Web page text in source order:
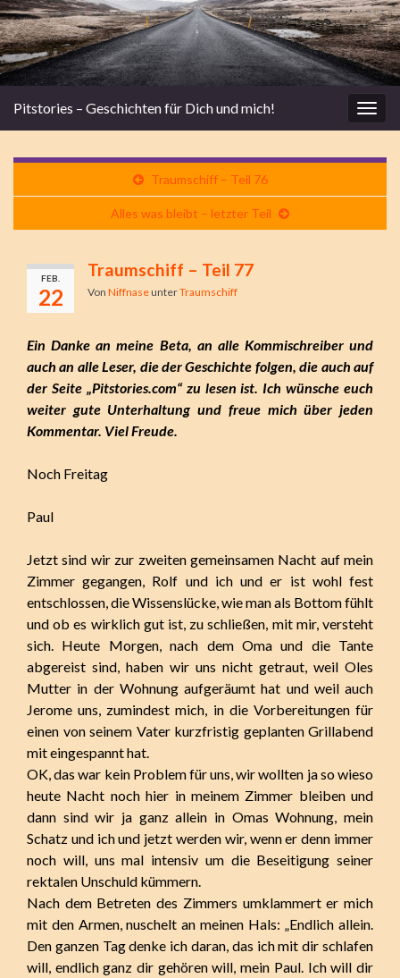
Pitstories – Geschichten für Dich und mich!
Traumschiff – Teil 76
Alles was bleibt – letzter Teil
FEB.
22
Traumschiff – Teil 77
Von NiffnaseunterTraumschiff
Ein Danke an meine Beta, an alle Kommischreiber und
auch an alle Leser, die der Geschichte folgen, die auch auf
der Seite „Pitstories.com“ zu lesen ist. Ich wünsche euch
weiter gute Unterhaltung und freue mich über jeden
Kommentar. Viel Freude.
Noch Freitag
Paul
Jetzt sind wir zur zweiten gemeinsamen Nacht auf mein
Zimmer gegangen, Rolf und ich und er ist wohl fest
entschlossen, die Wissenslücke, wie man als Bottom fühlt
und ob es wirklich gut ist, zu schließen, mit mir, versteht
sich. Heute Morgen, nach dem Oma und die Tante
abgereist sind, haben wir uns nicht getraut, weil Oles
Mutter in der Wohnung aufgeräumt hat und weil auch
Jerome uns, zumindest mich, in die Vorbereitungen für
einen von seinem Vater kurzfristig geplanten Grillabend
mit eingespannt hat.
OK, das war kein Problem für uns, wir wollten ja so wieso
heute Nacht noch hier in meinem Zimmer bleiben und
dann sind wir ja ganz allein in Omas Wohnung, mein
Schatz und ich und jetzt werden wir, wenn er denn immer
noch will, uns mal intensiv um die Beseitigung seiner
rektalen Unschuld kümmern.
Nach dem Betreten des Zimmers umklammert er mich
mit den Armen, nuschelt an meinen Hals: „Endlich allein.
Den ganzen Tag denke ich daran, das ich mit dir schlafen
will, endlich ganz dir gehören will, mein Paul. Ich will dir